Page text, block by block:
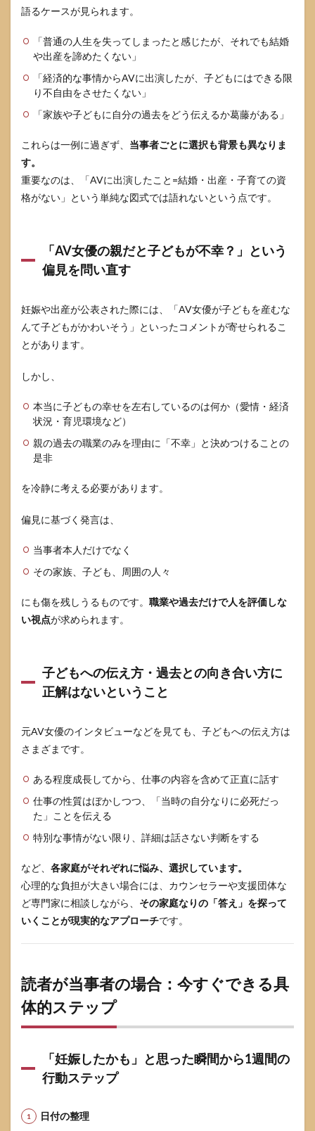
報・
知識
の活
用）
語るケースが見られます。
「普通の人生を失ってしまったと感じたが、それでも結婚
や出産を諦めたくない」
「経済的な事情からAVに出演したが、子どもにはできる限
り不自由をさせたくない」
「家族や子どもに自分の過去をどう伝えるか葛藤がある」
これらは一例に過ぎず、 当事者ごとに選択も背景も異なりま
す。
重要なのは、「AVに出演したこと=結婚・出産・子育ての資
格がない」という単純な図式では語れないという点です。
「AV女優の親だと子どもが不幸？」という
偏見を問い直す
妊娠や出産が公表された際には、「AV女優が子どもを産むな
んて子どもがかわいそう」といったコメントが寄せられるこ
とがあります。
しかし、
本当に子どもの幸せを左右しているのは何か（愛情・経済
状況・育児環境など）
親の過去の職業のみを理由に「不幸」と決めつけることの
是非
を冷静に考える必要があります。
偏見に基づく発言は、
当事者本人だけでなく
その家族、子ども、周囲の人々
にも傷を残しうるものです。 職業や過去だけで人を評価しな
い視点が求められます。
子どもへの伝え方・過去との向き合い方に
正解はないということ
元AV女優のインタビューなどを見ても、子どもへの伝え方は
さまざまです。
ある程度成長してから、仕事の内容を含めて正直に話す
仕事の性質はぼかしつつ、「当時の自分なりに必死だっ
た」ことを伝える
特別な事情がない限り、詳細は話さない判断をする
など、 各家庭がそれぞれに悩み、選択しています。
心理的な負担が大きい場合には、カウンセラーや支援団体な
ど専門家に相談しながら、 その家庭なりの「答え」を探って
いくことが現実的なアプローチです。
読者が当事者の場合：今すぐできる具
体的ステップ
「妊娠したかも」と思った瞬間から1週間の
行動ステップ
日付の整理